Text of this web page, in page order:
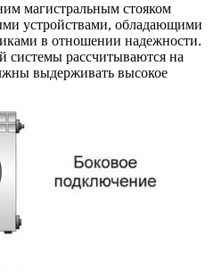
магистральным стояком
устройствами, обладающими
в отношении надежности.
системы рассчитываются на
выдерживать высокое